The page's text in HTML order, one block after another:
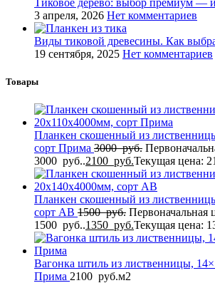
3 апреля, 2026 Нет комментариев
Виды тиковой древесины. Как
19 сентября, 2025 Нет комментариев
Товары
Планкен скошенный из
сорт Прима 3000руб.
3000 руб..2100 руб.Текущая цена:
Планкен скошенный из
сорт AB 1500руб. Первоначальная
1500 руб..1350 руб.Текущая цена:
Вагонка штиль из лиственницы,
Прима 2100 руб.м2